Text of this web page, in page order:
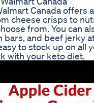
Canada offers
cheese crisps to
from. You can
and beef jerky
to stock up on all
with your keto diet.